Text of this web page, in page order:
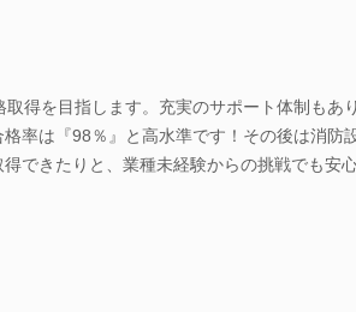
得を目指します。充実のサポート体制もあり
率は『98％』と高水準です！その後は消防
できたりと、業種未経験からの挑戦でも安